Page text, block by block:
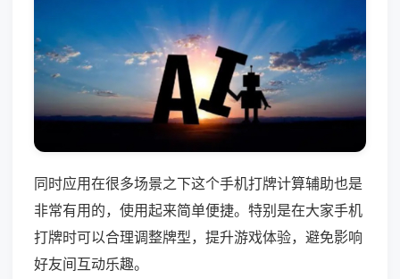
同时应用在很多场景之下这个手机打牌计算辅助也是
非常有用的，使用起来简单便捷。特别是在大家手机
打牌时可以合理调整牌型，提升游戏体验，避免影响
好友间互动乐趣。